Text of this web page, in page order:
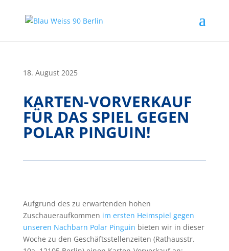
18. August 2025
KARTEN-VORVERKAUF
FÜR DAS SPIEL GEGEN
POLAR PINGUIN!
Aufgrund des zu erwartenden hohen
Zuschaueraufkommen im ersten Heimspiel gegen
unseren Nachbarn Polar Pinguin bieten wir in dieser
Woche zu den Geschäftsstellenzeiten (Rathausstr.